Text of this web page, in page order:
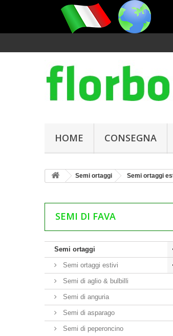
HOME CONSEGNA
Semi ortaggi Semi ortaggi
SEMI DI FAVA
Semi ortaggi
Semi ortaggi estivi
Semi di aglio & bulbilli
Semi di anguria
Semi di asparago
Semi di peperoncino